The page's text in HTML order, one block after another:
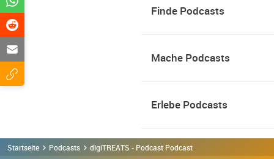
Finde Podcasts
Mache Podcasts
Erlebe Podcasts
Startseite Podcasts digiTREATS - Podcast Podcast